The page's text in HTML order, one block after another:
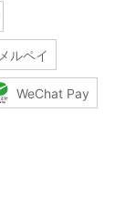
メルペイ
WeChat Pay